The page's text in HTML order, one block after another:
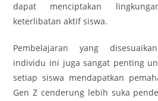
dapat menciptakan
keterlibatan aktif siswa.
Pembelajaran yang
individu ini juga sangat penting
setiap siswa mendapatkan
Gen Z cenderung lebih suka